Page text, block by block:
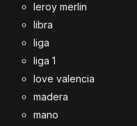
leroy merlin
libra
liga
liga 1
love valencia
madera
mano